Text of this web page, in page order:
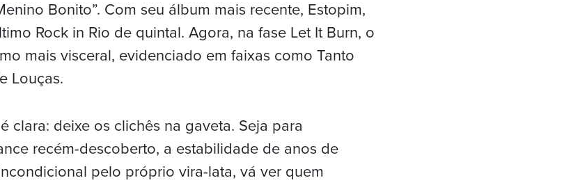
Bonito”. Com seu álbum mais recente, Estopim,
Rock in Rio de quintal. Agora, na fase Let It Burn, o
mais visceral, evidenciado em faixas como Tanto
Louças.
clara: deixe os clichês na gaveta. Seja para
recém-descoberto, a estabilidade de anos de
pelo próprio vira-lata, vá ver quem